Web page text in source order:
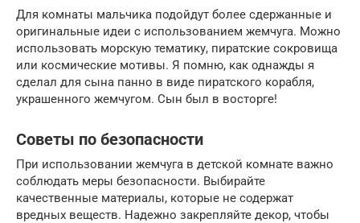
Для комнаты мальчика подойдут более сдержанные и
оригинальные идеи с использованием жемчуга. Можно
использовать морскую тематику, пиратские сокровища
или космические мотивы. Я помню, как однажды я
сделал для сына панно в виде пиратского корабля,
украшенного жемчугом. Сын был в восторге!
Советы по безопасности
При использовании жемчуга в детской комнате важно
соблюдать меры безопасности. Выбирайте
качественные материалы, которые не содержат
вредных веществ. Надежно закрепляйте декор, чтобы